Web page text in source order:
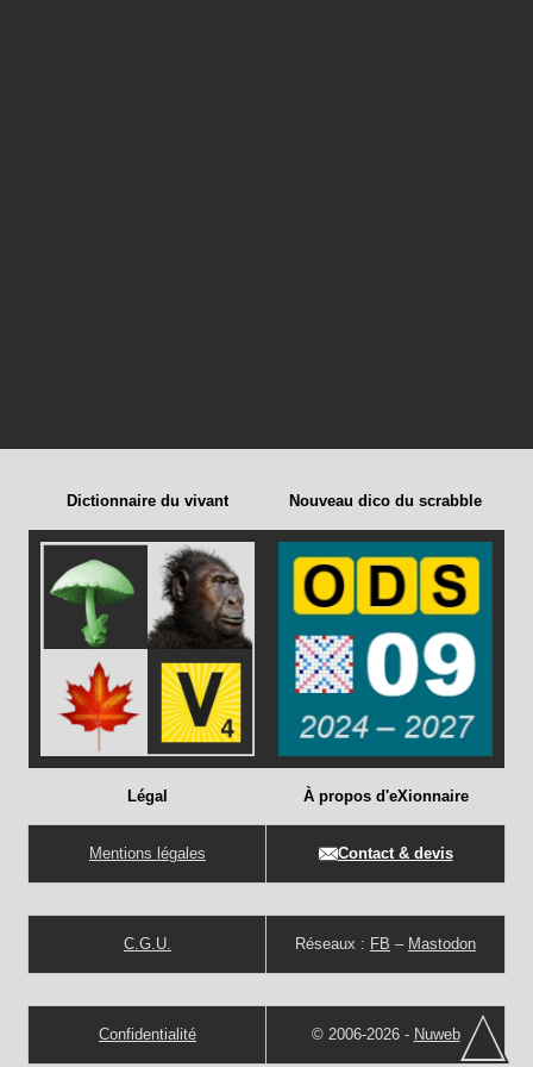
Dictionnaire du vivant Nouveau dico du scrabble
Légal
Mentions légales
C.G.U.
Confidentialité
À propos d'eXionnaire
Contact & devis
Réseaux : FB – Mastodon
© 2006-2026 - Nuweb